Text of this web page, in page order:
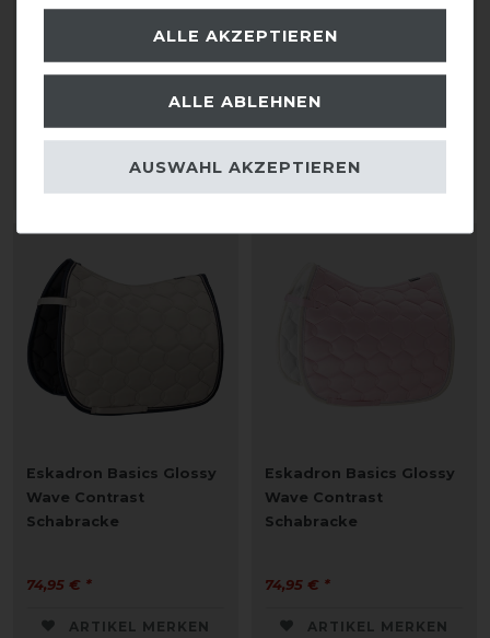
Eskadron Basics Glossy
Wave Contrast
Eskadron Basics Glossy
Wave Contrast
Eskadron Basics Glossy
Wave Contrast
Schabracke
74,95 € *
ARTIKEL MERKEN
Eskadron Basics Glossy
Wave Contrast
Schabracke
74,95 € *
ARTIKEL MERKEN
ALLE AKZEPTIEREN
ALLE ABLEHNEN
AUSWAHL AKZEPTIEREN